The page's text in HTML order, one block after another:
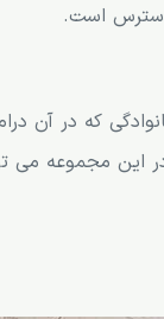
که در آن
این مجموعه می